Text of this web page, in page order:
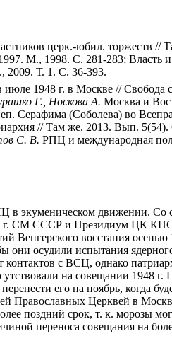
церк.-юбил. торжеств //
М., 1998. С. 281-283; Власть
Т. 1. С. 36-393.
1948 г. в Москве //
Г., Носкова А. Москва и
Серафима (Соболева) во
// Там же. 2013. Вып. 5(54).
С. В. РПЦ и международная
в экуменическом движении.
г. СМ СССР и Президиум ЦК
восстания осенью
осудили испытания
с ВСЦ, однако
на совещании 1948
его на ноябрь, когда
Церквей в
поздний срок, т. к. морозы
переноса совещания на